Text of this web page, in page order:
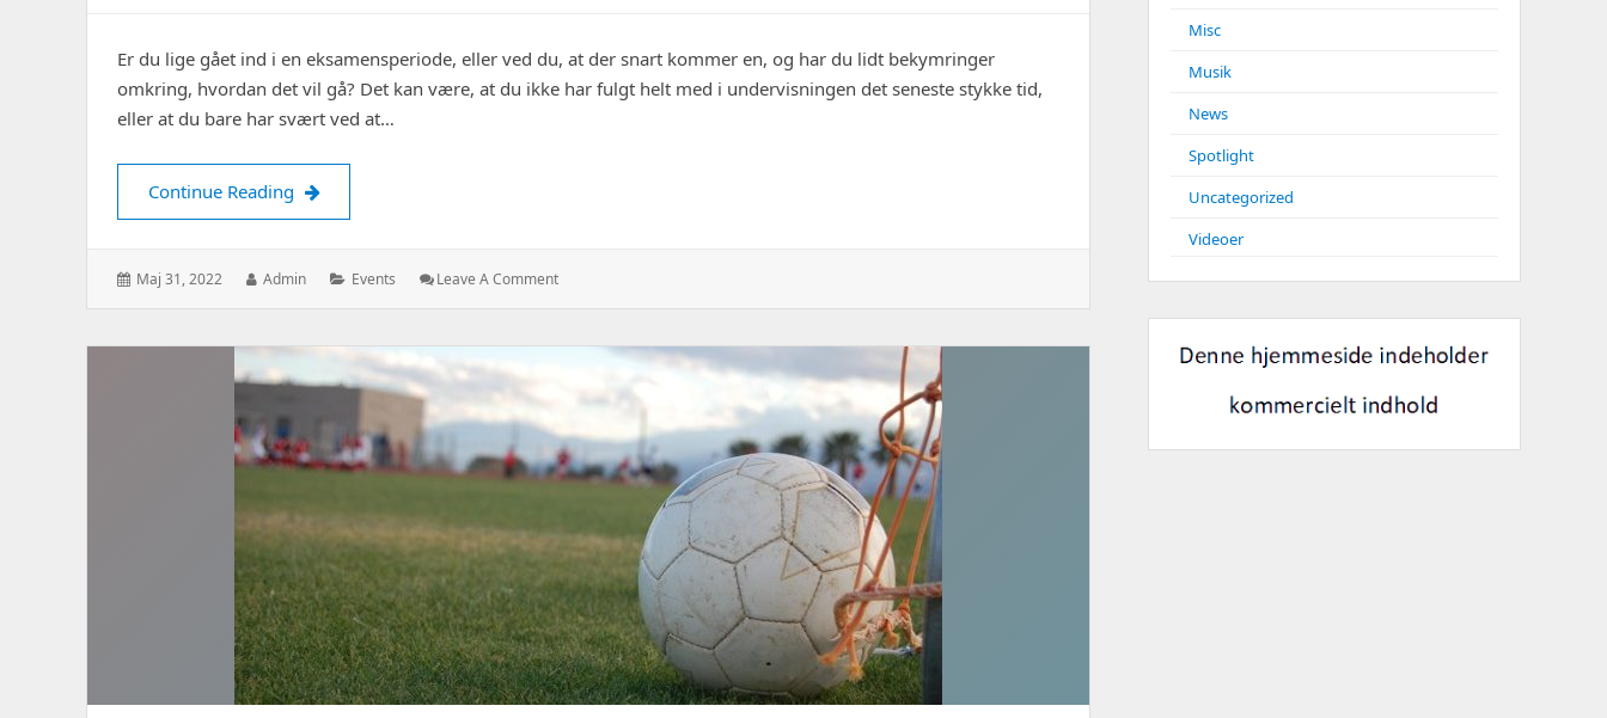
Er du lige gået ind i en eksamensperiode, eller ved du, at der snart kommer en, og har du lidt bekymringer
omkring, hvordan det vil gå? Det kan være, at du ikke har fulgt helt med i undervisningen det seneste stykke tid,
eller at du bare har svært ved at…
Continue Reading Få ekstra lektiehjælp i din eksamensperiode og sikr dig gode karakterer
Posted
Maj 31, 2022 Author:
Admin Categories:
Events Leave A Comment: Få
I
Eksamensperiode
Sikr
Dig
Gode
Misc
Musik
News
Spotlight
Uncategorized
Videoer